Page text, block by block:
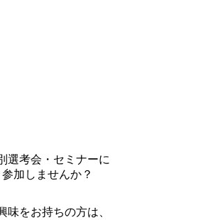
選考会・セミナーに
参加しませんか？
味をお持ちの方は、